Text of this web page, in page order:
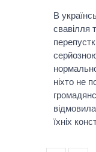
В
свавілля
ніхто не
їхніх